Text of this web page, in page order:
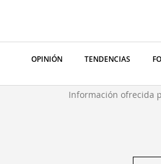
OPINIÓN TENDENCIAS
Información ofrecida